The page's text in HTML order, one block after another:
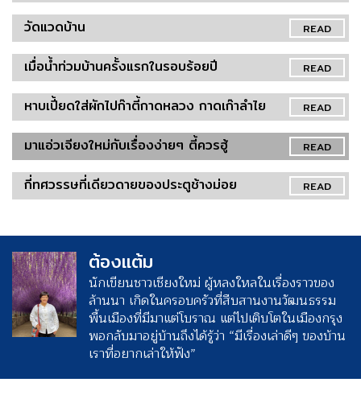
READ
วัดแวดบ้าน
READ
เมื่อน้ำท่วมบ้านครั้งแรกในรอบร้อยปี
READ
หาบเปี้ยดใส่ผักไปก๊าตี้กาดหลวง กาดเก๊าลำไย
READ
มาแอ่วเจียงใหม่กับเรื่องง่ายๆ ตี้ควรฮู้
READ
กี่ทศวรรษที่เดียวดายของประตูช้างม่อย
ต้องแต้ม
นักเขียนชาวเชียงใหม่ ผู้หลงใหลในเรื่องราวของ
ล้านนา เกิดในครอบครัวที่สืบสานงานวัฒนธรรม
พื้นเมืองที่มีมาแต่โบราณ แต่ไปเติบโตในเมืองกรุง
พอกลับมาอยู่บ้านถึงได้รู้ว่า “มีเรื่องเล่าดีๆ ของบ้าน
เราที่อยากเล่าให้ฟัง”